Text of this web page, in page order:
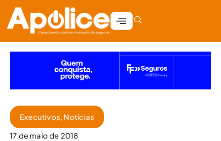
Executivos, Notícias
17 de maio de 2018